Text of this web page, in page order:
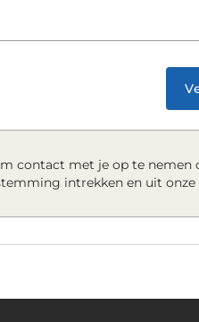
contact met je op te nemen
intrekken en uit onze